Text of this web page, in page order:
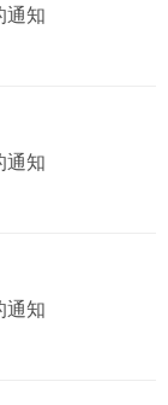
通知
通知
通知